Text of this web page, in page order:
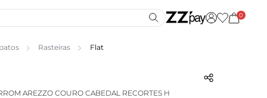
0
Rasteiras Flat
AREZZO COURO CABEDAL RECORTES H